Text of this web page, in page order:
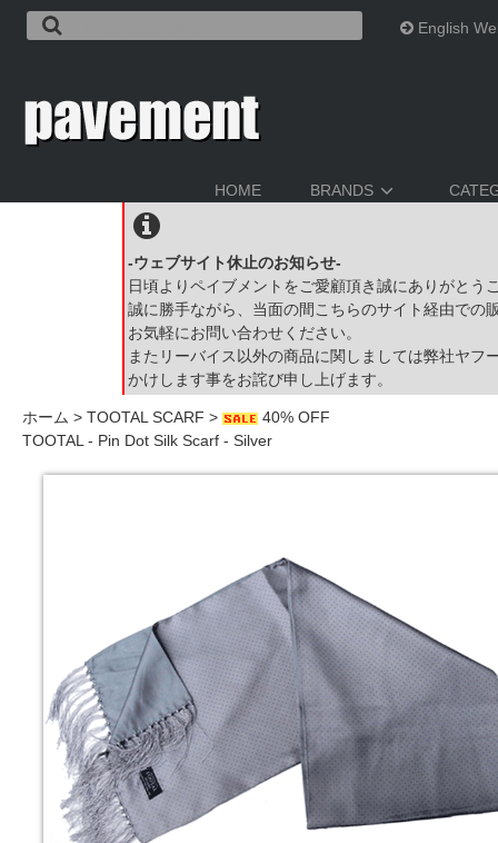
English
HOME BRANDS
-ウェブサイト休止のお知らせ-
日頃よりペイブメントをご愛顧頂き誠にありがとう
誠に勝手ながら、当面の間こちらのサイト経由での
お気軽にお問い合わせください。
またリーバイス以外の商品に関しましては弊社ヤ
かけします事をお詫び申し上げます。
ホーム > TOOTAL SCARF >
40% OFF
TOOTAL - Pin Dot Silk Scarf - Silver